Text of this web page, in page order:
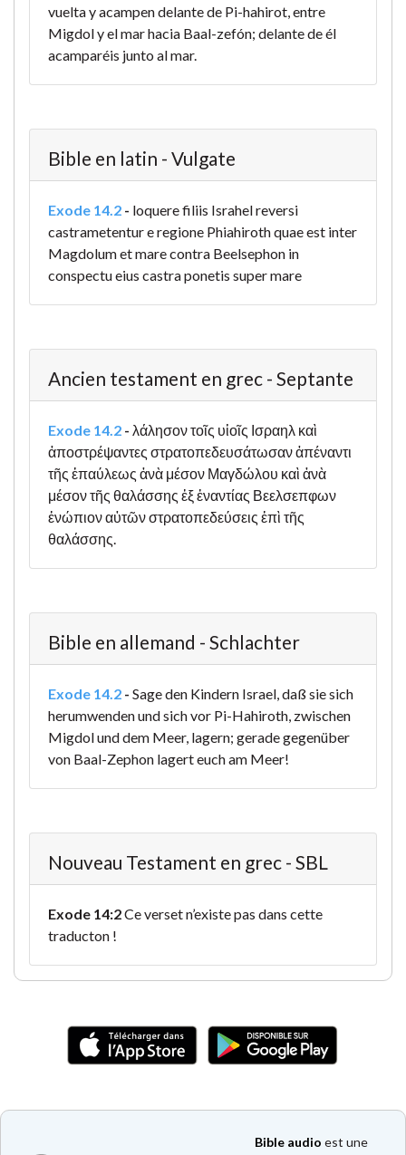
vuelta y acampen delante de Pi-hahirot, entre
Migdol y el mar hacia Baal-zefón; delante de él
acamparéis junto al mar.
Bible en latin - Vulgate
Exode 14.2 - loquere filiis Israhel reversi
castrametentur e regione Phiahiroth quae est inter
Magdolum et mare contra Beelsephon in
conspectu eius castra ponetis super mare
Ancien testament en grec - Septante
Exode 14.2 - λάλησον τοῖς υἱοῖς Ισραηλ καὶ
ἀποστρέψαντες στρατοπεδευσάτωσαν ἀπέναντι
τῆς ἐπαύλεως ἀνὰ μέσον Μαγδώλου καὶ ἀνὰ
μέσον τῆς θαλάσσης ἐξ ἐναντίας Βεελσεπφων
ἐνώπιον αὐτῶν στρατοπεδεύσεις ἐπὶ τῆς
θαλάσσης.
Bible en allemand - Schlachter
Exode 14.2 - Sage den Kindern Israel, daß sie sich
herumwenden und sich vor Pi-Hahiroth, zwischen
Migdol und dem Meer, lagern; gerade gegenüber
von Baal-Zephon lagert euch am Meer!
Nouveau Testament en grec - SBL
Exode 14:2Ce verset n’existe pas dans cette
traducton !
Bible audio est une